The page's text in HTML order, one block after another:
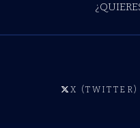
X (TWITTER)